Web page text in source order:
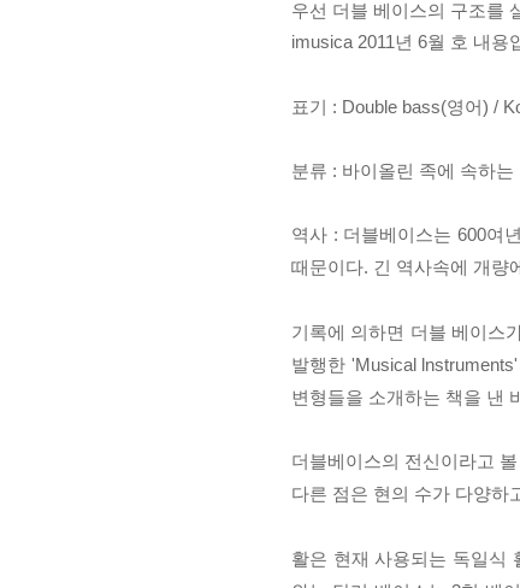
우선 더블 베이스의 구조를
imusica 2011년 6월 호 내용
표기 : Double bass(영어) /
분류 : 바이올린 족에 속하는
역사 : 더블베이스는 600여
때문이다. 긴 역사속에 개량
기록에 의하면 더블 베이스
발행한 'Musical
변형들을 소개하는 책을 낸
더블베이스의 전신이라고
다른 점은 현의 수가 다양하
활은 현재 사용되는 독일식